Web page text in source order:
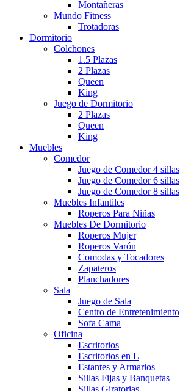
Montañeras
Mundo Fitness
Trotadoras
Dormitorio
Colchones
1.5 Plazas
2 Plazas
Queen
King
Juego de Dormitorio
2 Plazas
Queen
King
Muebles
Comedor
Juego de Comedor 4 sillas
Juego de Comedor 6 sillas
Juego de Comedor 8 sillas
Muebles Infantiles
Roperos Para Niñas
Muebles De Dormitorio
Roperos Mujer
Roperos Varón
Comodas y Tocadores
Zapateros
Planchadores
Sala
Juego de Sala
Centro de Entretenimiento
Sofa Cama
Oficina
Escritorios
Escritorios en L
Estantes y Armarios
Sillas Fijas y Banquetas